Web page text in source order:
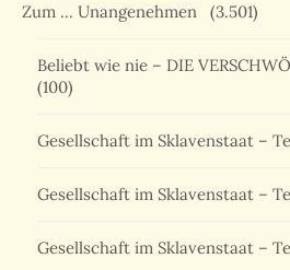
Zum … Unangenehmen (3.501)
Beliebt wie nie – DIE
(100)
Gesellschaft im Sklavenstaat –
Gesellschaft im Sklavenstaat –
Gesellschaft im Sklavenstaat –